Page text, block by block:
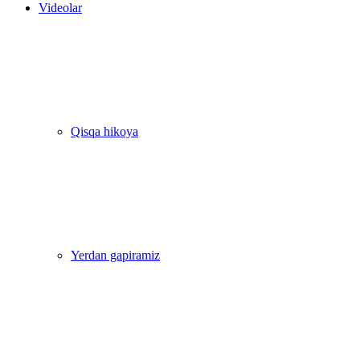
Videolar
Qisqa hikoya
Yerdan gapiramiz